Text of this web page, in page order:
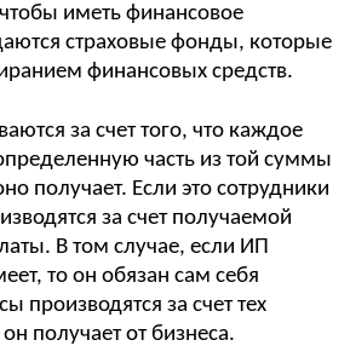
иметь финансовое
страховые фонды, которые
финансовых средств.
за счет того, что каждое
часть из той суммы
получает. Если это сотрудники
за счет получаемой
В том случае, если ИП
то он обязан сам себя
производятся за счет тех
получает от бизнеса.